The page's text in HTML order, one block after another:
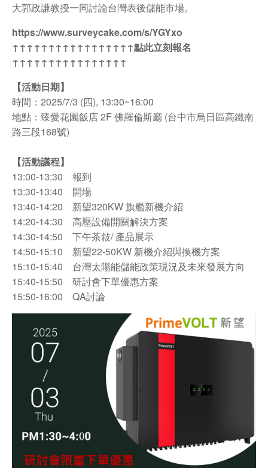
大郭政謙教授一同討論台灣表後儲能市場。
https://www.surveycake.com/s/YGYxo
↑↑↑↑↑↑↑↑↑↑↑↑↑↑↑↑↑點此立刻報名
↑↑↑↑↑↑↑↑↑↑↑↑↑↑↑↑
【活動日期】
時間：2025/7/3 (四), 13:30~16:00
地點：臻愛花園飯店 2F 佛羅倫斯廳 (台中市烏日區高鐵南
路三段168號)
【活動議程】
13:00-13:30 報到
13:30-13:40 開場
13:40-14:20 新望320KW 旗艦新機介紹
14:20-14:30 高壓設備開關解決方案
14:30-14:50 下午茶敍/ 產品展示
14:50-15:10 新望22-50KW 新機介紹與換機方案
15:10-15:40 台灣太陽能儲能政策現況及未來發展方向
15:40-15:50 研討會下單優惠方案
15:50-16:00 QA討論